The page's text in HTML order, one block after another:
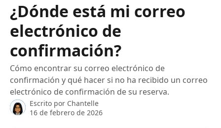
¿Dónde está mi correo
electrónico de
confirmación?
Cómo encontrar su correo electrónico de
confirmación y qué hacer si no ha recibido un correo
electrónico de confirmación de su reserva.
Escrito por Chantelle
16 de febrero de 2026